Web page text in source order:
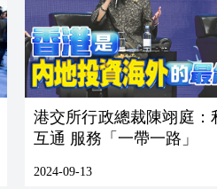
港交所行政總裁陳翊庭：
互通 服務「一帶一路」
2024-09-13